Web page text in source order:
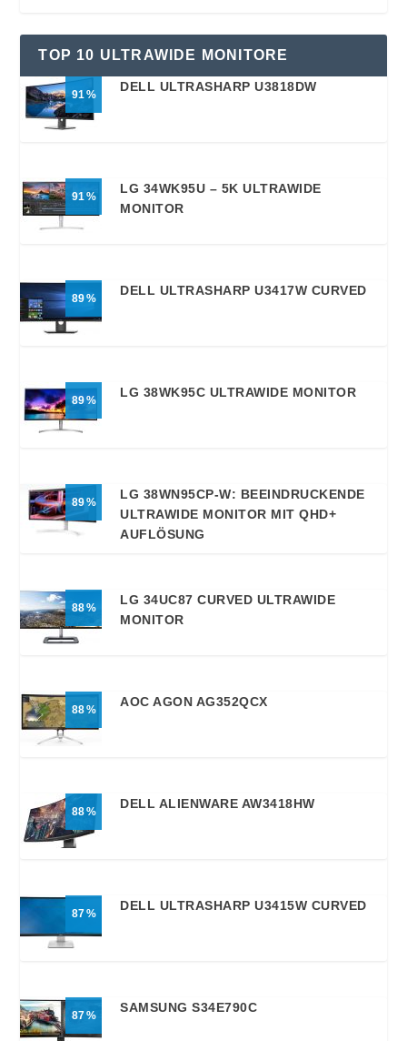
TOP 10 ULTRAWIDE MONITORE
91
DELL ULTRASHARP U3818DW
91
LG 34WK95U – 5K ULTRAWIDE
MONITOR
89
DELL ULTRASHARP U3417W CURVED
89
LG 38WK95C ULTRAWIDE MONITOR
89
LG 38WN95CP-W: BEEINDRUCKENDE
ULTRAWIDE MONITOR MIT QHD+
AUFLÖSUNG
88
LG 34UC87 CURVED ULTRAWIDE
MONITOR
88
AOC AGON AG352QCX
88
DELL ALIENWARE AW3418HW
87
DELL ULTRASHARP U3415W CURVED
87
SAMSUNG S34E790C